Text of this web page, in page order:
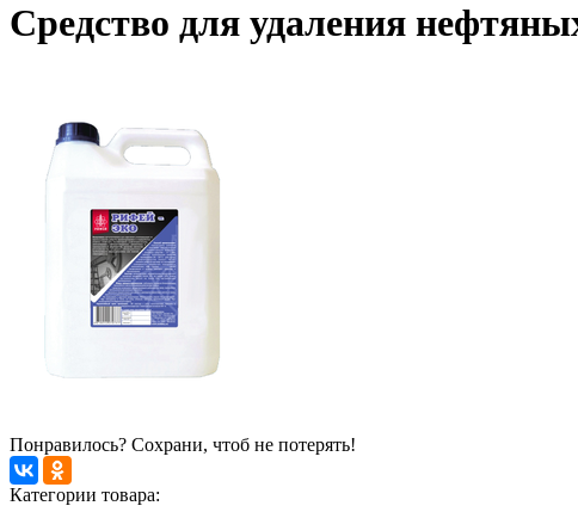
Средство для удаления
Понравилось? Сохрани, чтоб не потерять!
Категории товара: